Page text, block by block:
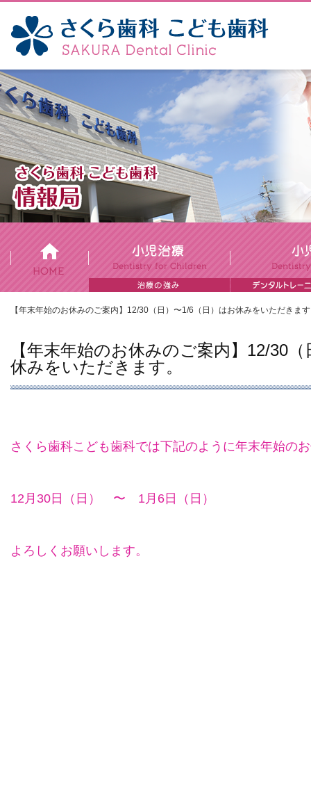
【年末年始のお休みのご案内】12/30（日）〜1/6（日）はお休みをいただき
【年末年始のお休みのご案内】12/30
休みをいただきます。
さくら歯科こども歯科では下記のように年末年始の
12月30日（日） 〜 1月6日（日）
よろしくお願いします。